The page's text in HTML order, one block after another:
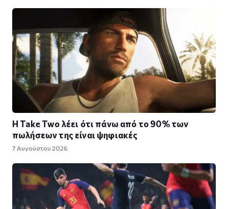
Η Take Twο λέει ότι πάνω από το 90% των
πωλήσεων της είναι ψηφιακές
7 Αυγούστου 2026